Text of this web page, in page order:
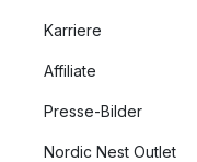
Karriere
Affiliate
Presse-Bilder
Nordic Nest Outlet